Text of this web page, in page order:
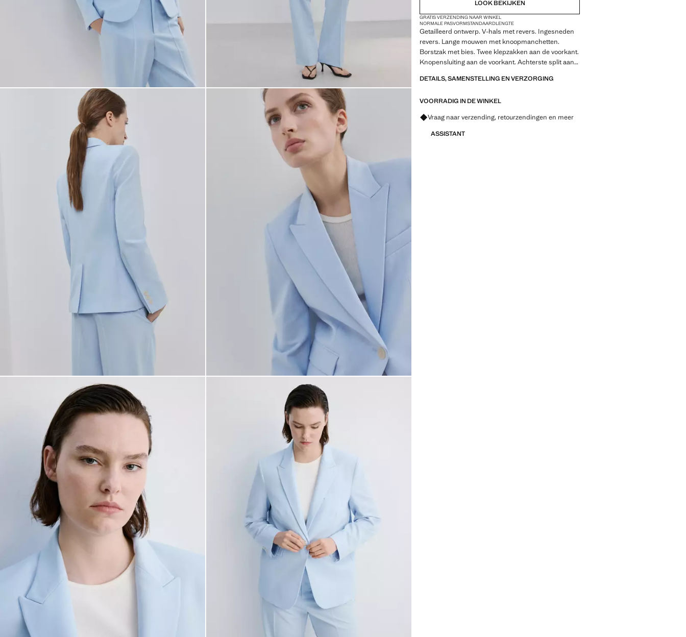
50 NIET OP VOORRAAD, MAAR IK WIL HEM HEBBEN!
NIET OP VOORRAAD, MAAR IK WIL HEM HEBBEN!
54 NIET OP VOORRAAD, MAAR IK WIL HEM HEBBEN!
LOOK BEKIJKEN
GRATIS VERZENDING NAAR WINKEL
NORMALE PASVORMSTANDAARDLENGTE
Getailleerd ontwerp. V-hals met revers. Ingesneden
revers. Lange mouwen met knoopmanchetten.
Borstzak met bies. Twee klepzakken aan de voorkant.
Knopensluiting aan de voorkant. Achterste split aan
Total look. Product in de uitverkoop
DETAILS, SAMENSTELLING EN VERZORGING
VOORRADIG IN DE WINKEL
Vraag naar verzending, retourzendingen en meer
ASSISTANT